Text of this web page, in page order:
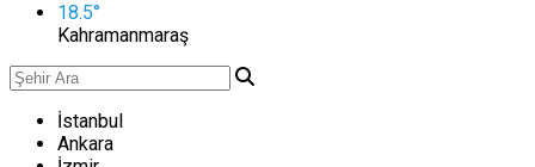
18.5°
Kahramanmaraş
İstanbul
Ankara